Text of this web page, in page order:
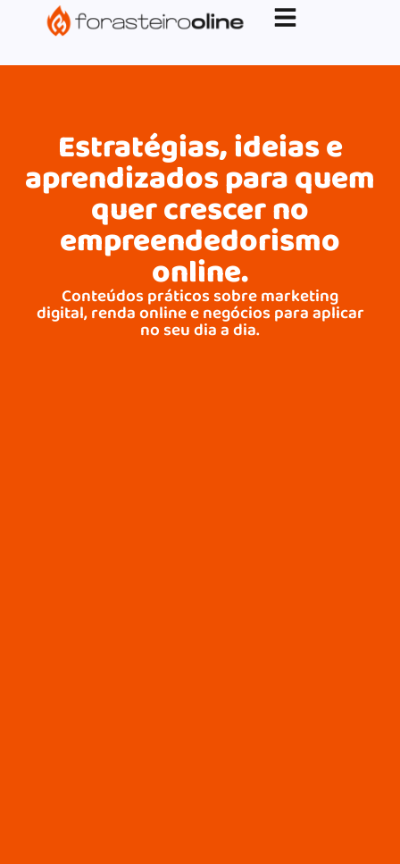
G-XVBZZCFH00pub-5970489886047746AW-
17954400846.
Estratégias, ideias e
aprendizados para quem
quer crescer no
empreendedorismo
online.
Conteúdos práticos sobre marketing
digital, renda online e negócios para aplicar
no seu dia a dia.